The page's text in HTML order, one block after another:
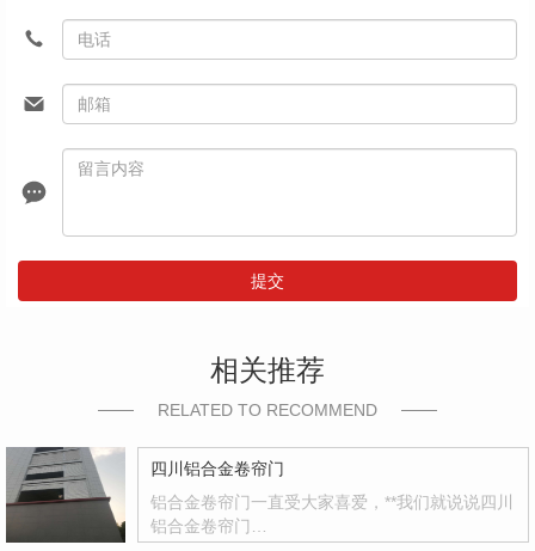
提交
相关推荐
RELATED TO RECOMMEND
四川铝合金卷帘门
铝合金卷帘门一直受大家喜爱，**我们就说说四川
铝合金卷帘门…